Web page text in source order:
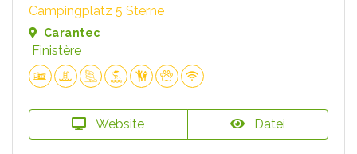
Campingplatz 5 Sterne
Carantec
Finistère
Website Datei